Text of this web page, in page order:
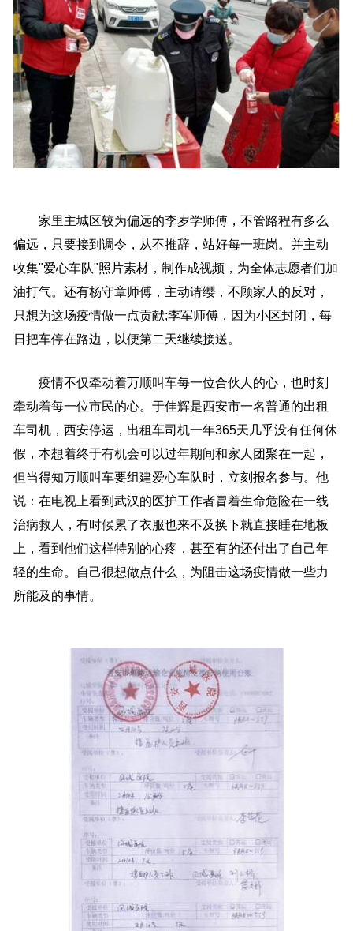
家里主城区较为偏远的李岁学师傅，不管路程有多么
偏远，只要接到调令，从不推辞，站好每一班岗。并主动
收集"爱心车队"照片素材，制作成视频，为全体志愿者们加
油打气。还有杨守章师傅，主动请缨，不顾家人的反对，
只想为这场疫情做一点贡献;李军师傅，因为小区封闭，每
日把车停在路边，以便第二天继续接送。
疫情不仅牵动着万顺叫车每一位合伙人的心，也时刻
牵动着每一位市民的心。于佳辉是西安市一名普通的出租
车司机，西安停运，出租车司机一年365天几乎没有任何休
假，本想着终于有机会可以过年期间和家人团聚在一起，
但当得知万顺叫车要组建爱心车队时，立刻报名参与。他
说：在电视上看到武汉的医护工作者冒着生命危险在一线
治病救人，有时候累了衣服也来不及换下就直接睡在地板
上，看到他们这样特别的心疼，甚至有的还付出了自己年
轻的生命。自己很想做点什么，为阻击这场疫情做一些力
所能及的事情。